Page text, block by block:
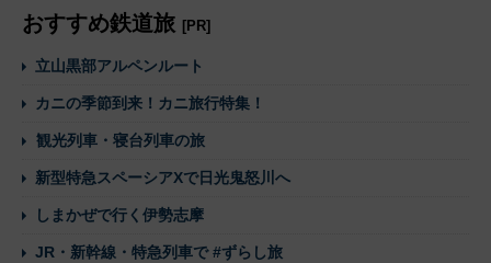
おすすめ鉄道旅 [PR]
立山黒部アルペンルート
カニの季節到来！カニ旅行特集！
観光列車・寝台列車の旅
新型特急スペーシアXで日光鬼怒川へ
しまかぜで行く伊勢志摩
JR・新幹線・特急列車で #ずらし旅